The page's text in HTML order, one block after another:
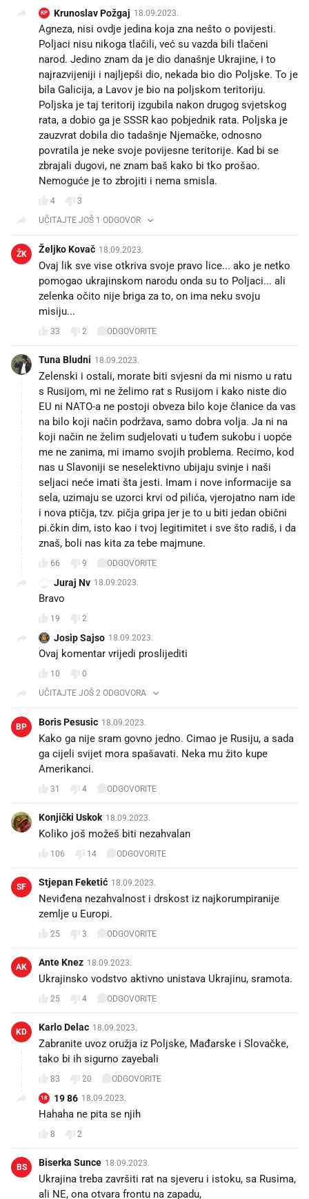
KP Krunoslav Požgaj 18.09.2023.
Agneza, nisi ovdje jedina koja zna nešto o povijesti.
Poljaci nisu nikoga tlačili, već su vazda bili tlačeni
narod. Jedino znam da je dio današnje Ukrajine, i to
najrazvijeniji i najljepši dio, nekada bio dio Poljske. To je
bila Galicija, a Lavov je bio na poljskom teritoriju.
Poljska je taj teritorij izgubila nakon drugog svjetskog
rata, a dobio ga je SSSR kao pobjednik rata. Poljska je
zauzvrat dobila dio tadašnje Njemačke, odnosno
povratila je neke svoje povijesne teritorije. Kad bi se
zbrajali dugovi, ne znam baš kako bi tko prošao.
Nemoguće je to zbrojiti i nema smisla.
4
3
UČITAJTE JOŠ 1 ODGOVOR
ŽK Željko Kovač 18.09.2023.
Ovaj lik sve vise otkriva svoje pravo lice... ako je netko
pomogao ukrajinskom narodu onda su to Poljaci... ali
zelenka očito nije briga za to, on ima neku svoju
misiju...
33 2 ODGOVORITE
Tuna Bludni 18.09.2023.
Zelenski i ostali, morate biti svjesni da mi nismo u ratu
s Rusijom, mi ne želimo rat s Rusijom i kako niste dio
EU ni NATO-a ne postoji obveza bilo koje članice da vas
na bilo koji način podržava, samo dobra volja. Ja ni na
koji način ne želim sudjelovati u tuđem sukobu i uopće
me ne zanima, mi imamo svojih problema. Recimo, kod
nas u Slavoniji se neselektivno ubijaju svinje i naši
seljaci neće imati šta jesti. Imam i nove informacije sa
sela, uzimaju se uzorci krvi od pilića, vjerojatno nam ide
i nova ptičja, tzv. pičja gripa jer je to u biti jedan obični
pi.čkin dim, isto kao i tvoj legitimitet i sve što radiš, i da
znaš, boli nas kita za tebe majmune.
66 9 ODGOVORITE
Juraj Nv 18.09.2023.
Bravo
19 2
Josip Sajso 18.09.2023.
Ovaj komentar vrijedi proslijediti
10
0
UČITAJTE JOŠ 2 ODGOVORA
BP Boris Pesusic 18.09.2023.
Kako ga nije sram govno jedno. Cimao je Rusiju, a sada
ga cijeli svijet mora spašavati. Neka mu žito kupe
Amerikanci.
31 4 ODGOVORITE
Konjički Uskok 18.09.2023.
Koliko još možeš biti nezahvalan
106 14 ODGOVORITE
SF Stjepan Feketić 18.09.2023.
Neviđena nezahvalnost i drskost iz najkorumpiranije
zemlje u Europi.
25 3 ODGOVORITE
AK Ante Knez 18.09.2023.
Ukrajinsko vodstvo aktivno unistava Ukrajinu, sramota.
25 4 ODGOVORITE
KD Karlo Delac 18.09.2023.
Zabranite uvoz oružja iz Poljske, Mađarske i Slovačke,
tako bi ih sigurno zayebali
83 20 ODGOVORITE
18 19 86 18.09.2023.
Hahaha ne pita se njih
8 2
BS Biserka Sunce 18.09.2023.
Ukrajina treba završiti rat na sjeveru i istoku, sa Rusima,
ali NE, ona otvara frontu na zapadu,